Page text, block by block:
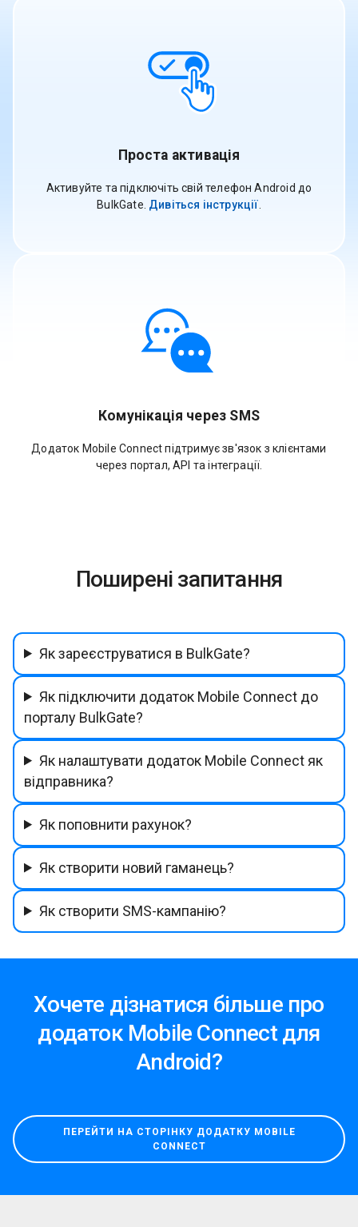
Проста активація
Активуйте та підключіть свій телефон Android до
BulkGate. Дивіться інструкції
Комунікація через SMS
Додаток Mobile Connect підтримує зв'язок з клієнтами
через портал, API та інтеграції.
Поширені запитання
Як зареєструватися в BulkGate?
Як підключити додаток Mobile Connect до
порталу BulkGate?
Як налаштувати додаток Mobile Connect як
відправника?
Як поповнити рахунок?
Як створити новий гаманець?
Як створити SMS-кампанію?
Хочете дізнатися більше про
додаток Mobile Connect для
Android?
ПЕРЕЙТИ НА СТОРІНКУ ДОДАТКУ MOBILE
CONNECT